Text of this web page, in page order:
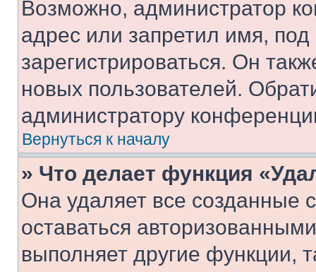
Возможно, администратор
адрес или запретил имя,
зарегистрироваться. Он
новых пользователей.
администратору
Вернуться к началу
» Что делает функция
Она удаляет все созданные
оставаться
выполняет другие функции,